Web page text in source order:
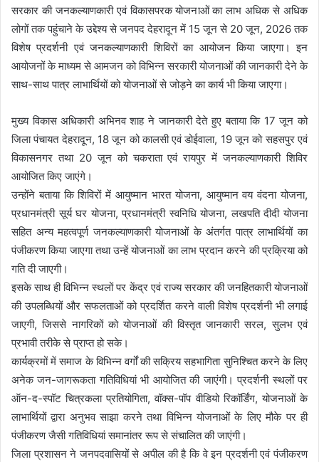
सरकार की जनकल्याणकारी एवं विकासपरक योजनाओं का लाभ अधिक से अधिक
लोगों तक पहुंचाने के उद्देश्य से जनपद देहरादून में 15 जून से 20 जून, 2026 तक
विशेष प्रदर्शनी एवं जनकल्याणकारी शिविरों का आयोजन किया जाएगा। इन
आयोजनों के माध्यम से आमजन को विभिन्न सरकारी योजनाओं की जानकारी देने के
साथ-साथ पात्र लाभार्थियों को योजनाओं से जोड़ने का कार्य भी किया जाएगा।
मुख्य विकास अधिकारी अभिनव शाह ने जानकारी देते हुए बताया कि 17 जून को
जिला पंचायत देहरादून, 18 जून को कालसी एवं डोईवाला, 19 जून को सहसपुर एवं
विकासनगर तथा 20 जून को चकराता एवं रायपुर में जनकल्याणकारी शिविर
आयोजित किए जाएंगे।
उन्होंने बताया कि शिविरों में आयुष्मान भारत योजना, आयुष्मान वय वंदना योजना,
प्रधानमंत्री सूर्य घर योजना, प्रधानमंत्री स्वनिधि योजना, लखपति दीदी योजना
सहित अन्य महत्वपूर्ण जनकल्याणकारी योजनाओं के अंतर्गत पात्र लाभार्थियों का
पंजीकरण किया जाएगा तथा उन्हें योजनाओं का लाभ प्रदान करने की प्रक्रिया को
गति दी जाएगी।
इसके साथ ही विभिन्न स्थलों पर केंद्र एवं राज्य सरकार की जनहितकारी योजनाओं
की उपलब्धियों और सफलताओं को प्रदर्शित करने वाली विशेष प्रदर्शनी भी लगाई
जाएगी, जिससे नागरिकों को योजनाओं की विस्तृत जानकारी सरल, सुलभ एवं
प्रभावी तरीके से प्राप्त हो सके।
कार्यक्रमों में समाज के विभिन्न वर्गों की सक्रिय सहभागिता सुनिश्चित करने के लिए
अनेक जन-जागरूकता गतिविधियां भी आयोजित की जाएंगी। प्रदर्शनी स्थलों पर
ऑन-द-स्पॉट चित्रकला प्रतियोगिता, वॉक्स-पॉप वीडियो रिकॉर्डिंग, योजनाओं के
लाभार्थियों द्वारा अनुभव साझा करने तथा विभिन्न योजनाओं के लिए मौके पर ही
पंजीकरण जैसी गतिविधियां समानांतर रूप से संचालित की जाएंगी।
जिला प्रशासन ने जनपदवासियों से अपील की है कि वे इन प्रदर्शनी एवं पंजीकरण